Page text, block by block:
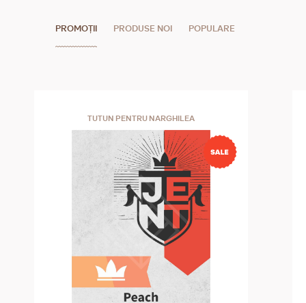
PROMOȚII PRODUSE NOI POPULARE
TUTUN PENTRU NARGHILEA